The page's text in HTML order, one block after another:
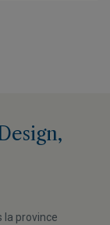
la province